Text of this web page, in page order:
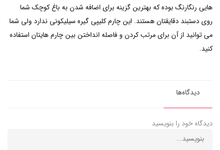
هایی رنگارنگ بوده که بهترین گزینه برای اضافه شدن به باغ کوچک شما
روی دستبند دقایقتان هستند. این چارم کلیپی گیره سیلیکونی ندارد ولی شما
می توانید از آن برای مرتب کردن و فاصله انداختن بین چارم هایتان استفاده
کنید.
دیدگاه‌ها
دیدگاه خود را بنویسید